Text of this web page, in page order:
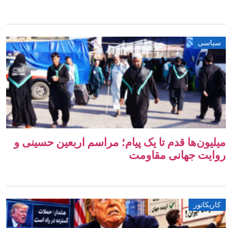
سیاسی
میلیون‌ها قدم تا یک پیام؛ مراسم اربعین حسینی و
روایت جهانی مقاومت
کاریکاتور